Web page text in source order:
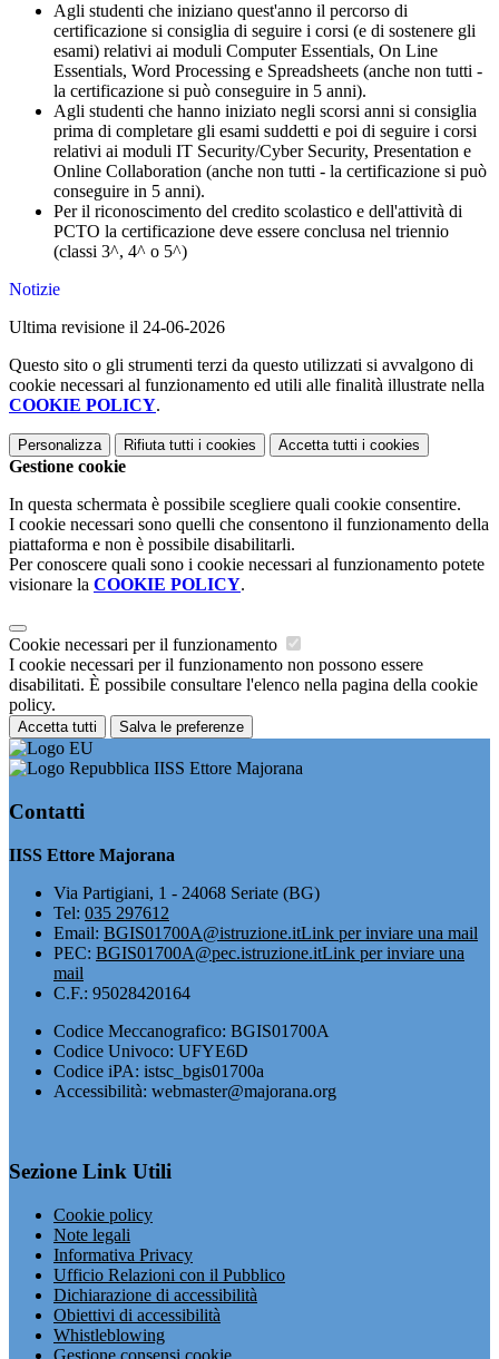
Agli studenti che iniziano quest'anno il percorso di
certificazione si consiglia di seguire i corsi (e di sostenere gli
esami) relativi ai moduli Computer Essentials, On Line
Essentials, Word Processing e Spreadsheets (anche non tutti -
la certificazione si può conseguire in 5 anni).
Agli studenti che hanno iniziato negli scorsi anni si consiglia
prima di completare gli esami suddetti e poi di seguire i corsi
relativi ai moduli IT Security/Cyber Security, Presentation e
Online Collaboration (anche non tutti - la certificazione si può
conseguire in 5 anni).
Per il riconoscimento del credito scolastico e dell'attività di
PCTO la certificazione deve essere conclusa nel triennio
(classi 3^, 4^ o 5^)
Notizie
Ultima revisione il 24-06-2026
Questo sito o gli strumenti terzi da questo utilizzati si avvalgono di
cookie necessari al funzionamento ed utili alle finalità illustrate nella
COOKIE POLICY.
Personalizza Rifiuta tutti i cookies Accetta tutti i cookies
Gestione cookie
In questa schermata è possibile scegliere quali cookie consentire.
I cookie necessari sono quelli che consentono il funzionamento della
piattaforma e non è possibile disabilitarli.
Per conoscere quali sono i cookie necessari al funzionamento potete
visionare la COOKIE POLICY.
Cookie necessari per il funzionamento
I cookie necessari per il funzionamento non possono essere
disabilitati. È possibile consultare l'elenco nella pagina della cookie
policy.
Accetta tutti Salva le preferenze
IISS Ettore Majorana
Contatti
IISS Ettore Majorana
Via Partigiani, 1 - 24068 Seriate (BG)
Tel: 035 297612
Email: BGIS01700A@istruzione.itLink per inviare una mail
PEC: BGIS01700A@pec.istruzione.itLink per inviare una
mail
C.F.: 95028420164
Codice Meccanografico: BGIS01700A
Codice Univoco: UFYE6D
Codice iPA: istsc_bgis01700a
Accessibilità: webmaster@majorana.org
Sezione Link Utili
Cookie policy
Note legali
Informativa Privacy
Ufficio Relazioni con il Pubblico
Dichiarazione di accessibilità
Obiettivi di accessibilità
Whistleblowing
Gestione consensi cookie